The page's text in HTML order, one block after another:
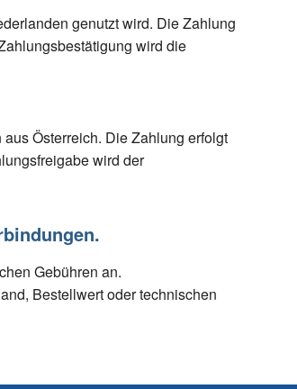
genutzt wird. Die Zahlung
wird die
Österreich. Die Zahlung erfolgt
wird der
Gebühren an.
Bestellwert oder technischen